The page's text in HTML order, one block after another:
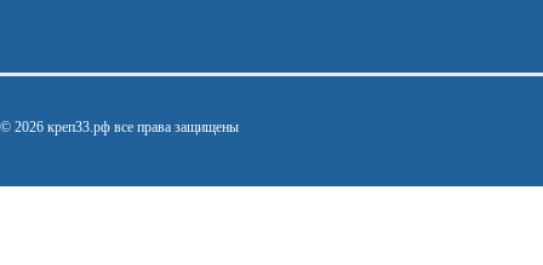
© 2026 креп33.рф все права защищены